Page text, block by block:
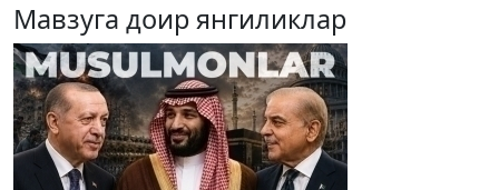
Мавзуга доир янгиликлар